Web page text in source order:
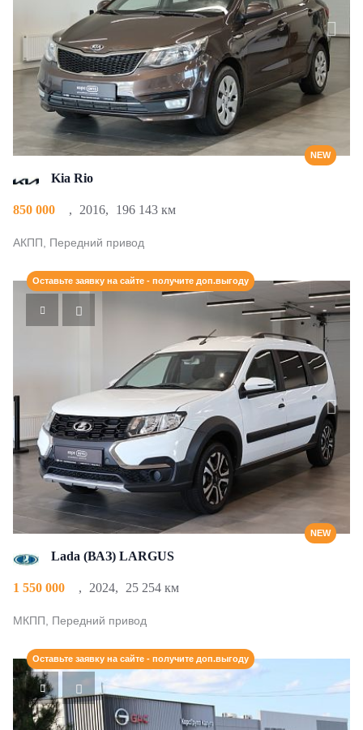
NEW
Kia Rio
850 000 , 2016, 196 143 км
АКПП, Передний привод
NEW
Оставьте заявку на сайте - получите доп.выгоду
Lada (ВАЗ) LARGUS
1 550 000 , 2024, 25 254 км
МКПП, Передний привод
Оставьте заявку на сайте - получите доп.выгоду